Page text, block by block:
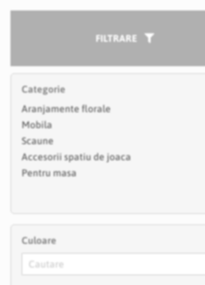
FILTRARE
Categorie
Aranjamente florale
Mobila
Scaune
Accesorii spatiu de joaca
Pentru masa
Culoare